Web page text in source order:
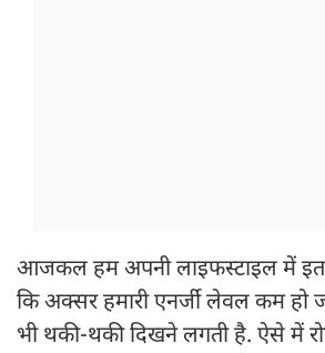
आजकल हम अपनी लाइफस्टाइल में
कि अक्सर हमारी एनर्जी लेवल कम हो
भी थकी-थकी दिखने लगती है. ऐसे में